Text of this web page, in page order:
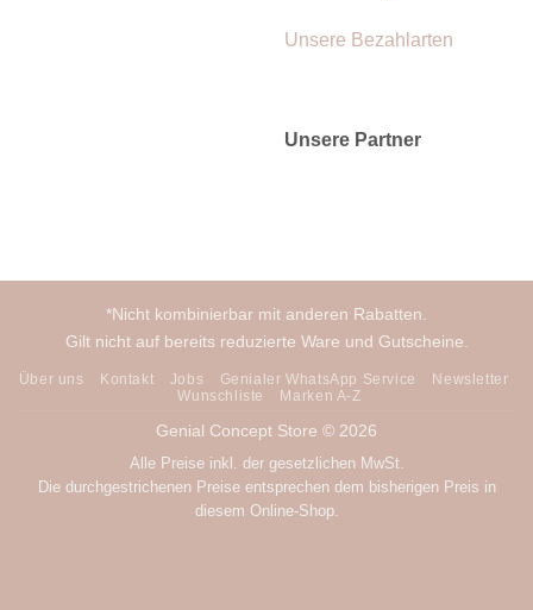
Unsere Bezahlarten
Unsere Partner
*Nicht kombinierbar mit anderen Rabatten.
Gilt nicht auf bereits reduzierte Ware und Gutscheine.
Über uns Kontakt Jobs Genialer WhatsApp Service
Newsletter
Wunschliste
Marken A-Z
Genial Concept Store © 2026
Alle Preise inkl. der gesetzlichen MwSt.
Die durchgestrichenen Preise entsprechen dem bisherigen Preis in
diesem Online-Shop.